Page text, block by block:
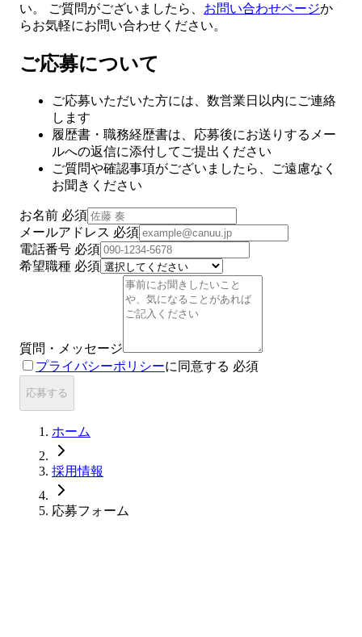
い。 ご質問がございましたら、 お問い合わせページか
らお気軽にお問い合わせください。
ご応募について
ご応募いただいた方には、数営業日以内にご連絡
します
履歴書・職務経歴書は、応募後にお送りするメー
ルへの返信に添付してご提出ください
ご質問や確認事項がございましたら、ご遠慮なく
お聞きください
お名前 必須
メールアドレス 必須
電話番号 必須
希望職種 必須
質問・メッセージ
プライバシーポリシーに同意する 必須
応募する
ホーム
採用情報
応募フォーム